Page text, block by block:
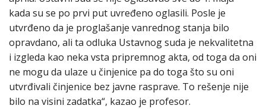
kada su se po prvi put uvređeno oglasili. Posle je
utvrđeno da je proglašanje vanrednog stanja bilo
opravdano, ali ta odluka Ustavnog suda je nekvalitetna
i izgleda kao neka vsta pripremnog akta, od toga da oni
ne mogu da ulaze u činjenice pa do toga što su oni
utvrđivali činjenice bez javne rasprave. To rešenje nije
bilo na visini zadatka“, kazao je profesor.